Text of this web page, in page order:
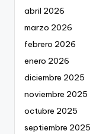
abril 2026
marzo 2026
febrero 2026
enero 2026
diciembre 2025
noviembre 2025
octubre 2025
septiembre 2025